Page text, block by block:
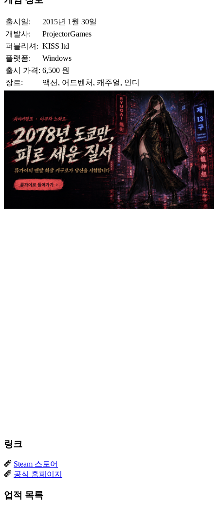
출시일:
2015년 1월 30일
개발사:
ProjectorGames
퍼블리셔: KISS ltd
플랫폼:
Windows
출시 가격: 6,500 원
장르:
액션, 어드벤처, 캐주얼, 인디
링크
Steam 스토어
공식 홈페이지
업적 목록